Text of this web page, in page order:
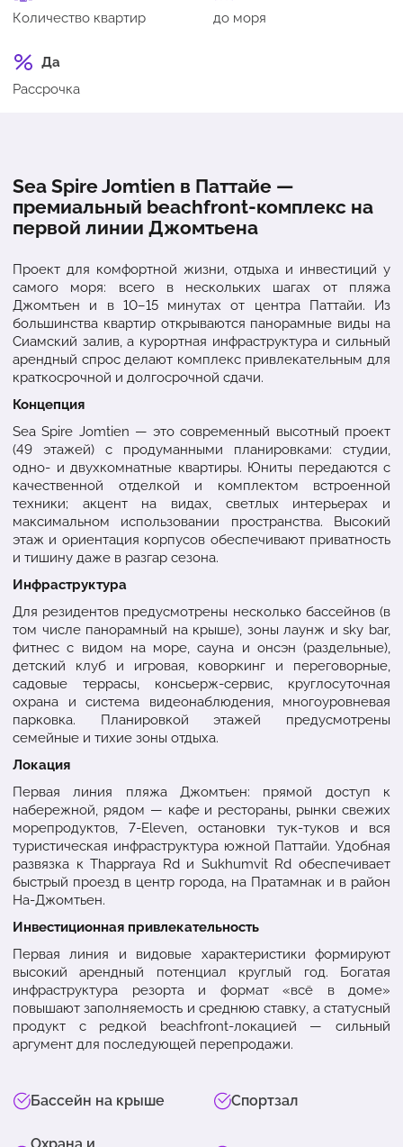
Количество квартир
до моря
Да
Рассрочка
Sea Spire Jomtien в Паттайе —
премиальный beachfront-комплекс на
первой линии Джомтьена
Проект для комфортной жизни, отдыха и инвестиций у
самого моря: всего в нескольких шагах от пляжа
Джомтьен и в 10–15 минутах от центра Паттайи. Из
большинства квартир открываются панорамные виды на
Сиамский залив, а курортная инфраструктура и сильный
арендный спрос делают комплекс привлекательным для
краткосрочной и долгосрочной сдачи.
Концепция
Sea Spire Jomtien — это современный высотный проект
(49 этажей) с продуманными планировками: студии,
одно- и двухкомнатные квартиры. Юниты передаются с
качественной отделкой и комплектом встроенной
техники; акцент на видах, светлых интерьерах и
максимальном использовании пространства. Высокий
этаж и ориентация корпусов обеспечивают приватность
и тишину даже в разгар сезона.
Инфраструктура
Для резидентов предусмотрены несколько бассейнов (в
том числе панорамный на крыше), зоны лаунж и sky bar,
фитнес с видом на море, сауна и онсэн (раздельные),
детский клуб и игровая, коворкинг и переговорные,
садовые террасы, консьерж-сервис, круглосуточная
охрана и система видеонаблюдения, многоуровневая
парковка. Планировкой этажей предусмотрены
семейные и тихие зоны отдыха.
Локация
Первая линия пляжа Джомтьен: прямой доступ к
набережной, рядом — кафе и рестораны, рынки свежих
морепродуктов, 7-Eleven, остановки тук-туков и вся
туристическая инфраструктура южной Паттайи. Удобная
развязка к Thappraya Rd и Sukhumvit Rd обеспечивает
быстрый проезд в центр города, на Пратамнак и в район
На-Джомтьен.
Инвестиционная привлекательность
Первая линия и видовые характеристики формируют
высокий арендный потенциал круглый год. Богатая
инфраструктура резорта и формат «всё в доме»
повышают заполняемость и среднюю ставку, а статусный
продукт с редкой beachfront-локацией — сильный
аргумент для последующей перепродажи.
Бассейн на крыше Спортзал